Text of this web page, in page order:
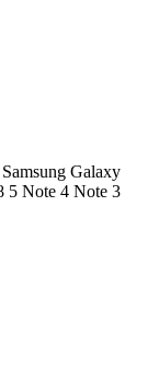
Galaxy
5 Note 4 Note 3